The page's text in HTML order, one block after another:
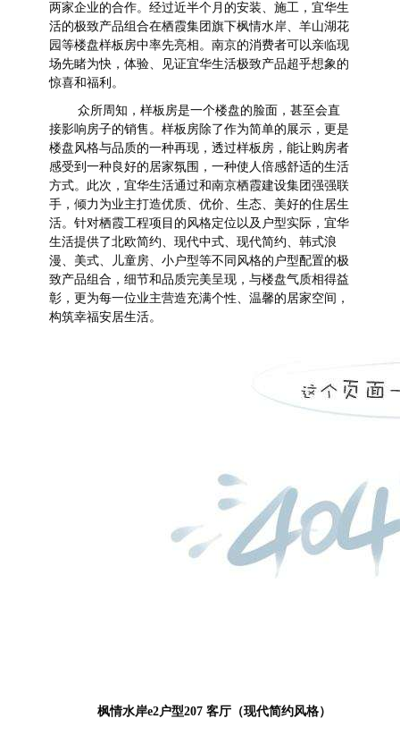
两家企业的合作。经过近半个月的安装、施工，宜华生
活的极致产品组合在栖霞集团旗下枫情水岸、羊山湖花
园等楼盘样板房中率先亮相。南京的消费者可以亲临现
场先睹为快，体验、见证宜华生活极致产品超乎想象的
惊喜和福利。
众所周知，样板房是一个楼盘的脸面，甚至会直
接影响房子的销售。样板房除了作为简单的展示，更是
楼盘风格与品质的一种再现，透过样板房，能让购房者
感受到一种良好的居家氛围，一种使人倍感舒适的生活
方式。此次，宜华生活通过和南京栖霞建设集团强强联
手，倾力为业主打造优质、优价、生态、美好的住居生
活。 针对栖霞工程项目的风格定位以及户型实际，宜华
生活提供了北欧简约、现代中式、现代简约、韩式浪
漫、美式、儿童房、小户型等不同风格的户型配置的极
致产品组合， 细节和品质完美呈现， 与楼盘气质相得益
彰，更为每一位业主营造充满个性、温馨的居家空间，
构筑幸福安居生活。
枫情水岸e2户型207 客厅（现代简约风格）